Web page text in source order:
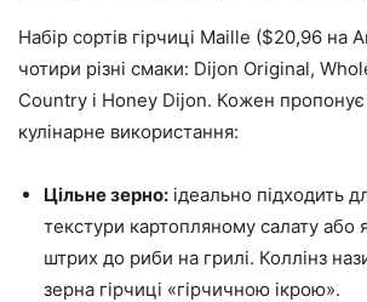
Набір сортів гірчиці Maille ($20,96 на
чотири різні смаки: Dijon Original,
Country і Honey Dijon. Кожен пропонує
кулінарне використання:
Цільне зерно: ідеально підходить
текстури картопляному салату або
штрих до риби на грилі. Коллінз
зерна гірчиці «гірчичною ікрою».